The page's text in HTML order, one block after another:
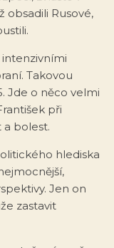
obsadili Rusové,
intenzivními
Takovou
Jde o něco velmi
při
a bolest.
hlediska
Jen on
zastavit